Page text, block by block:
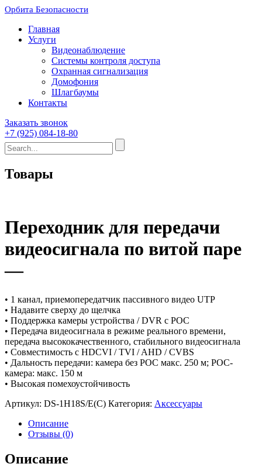
Орбита Безопасности
Главная
Услуги
Видеонаблюдение
Системы контроля доступа
Охранная сигнализация
Домофония
Шлагбаумы
Контакты
Заказать звонок
+7 (925) 084-18-80
Товары
Переходник для передачи
видеосигнала по витой паре
—
• 1 канал, приемопередатчик пассивного видео UTP
• Надавите сверху до щелчка
• Поддержка камеры устройства / DVR с POC
• Передача видеосигнала в режиме реального времени,
передача высококачественного, стабильного видеосигнала
• Совместимость с HDCVI / TVI / AHD / CVBS
• Дальность передачи: камера без POC макс. 250 м; POC-
камера: макс. 150 м
• Высокая помехоустойчивость
Артикул: DS-1H18S/E(C) Категория: Аксессуары
Описание
Отзывы (0)
Описание